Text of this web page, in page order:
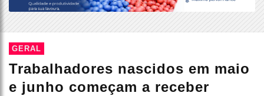
GERAL
Trabalhadores nascidos em maio
e junho começam a receber